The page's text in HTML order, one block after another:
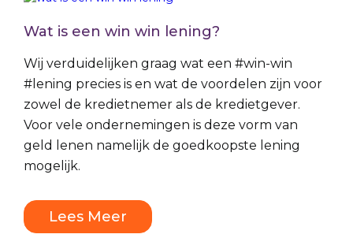
Wat is een win win lening?
Wij verduidelijken graag wat een #win-win
#lening precies is en wat de voordelen zijn voor
zowel de kredietnemer als de kredietgever.
Voor vele ondernemingen is deze vorm van
geld lenen namelijk de goedkoopste lening
mogelijk.
Lees Meer